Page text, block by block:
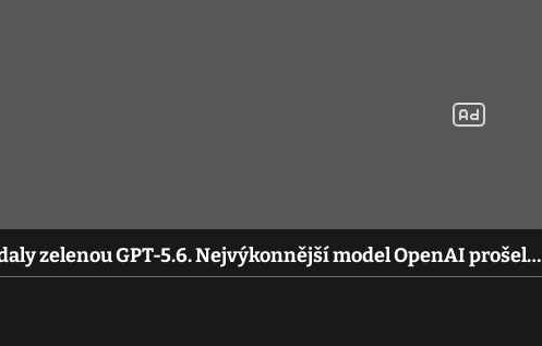
zelenou GPT-5.6. Nejvýkonnější model OpenAI prošel…